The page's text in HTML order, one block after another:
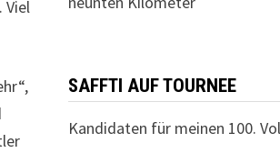
Viel
SAFFTI AUF TOURNEE
Kandidaten für meinen 100.